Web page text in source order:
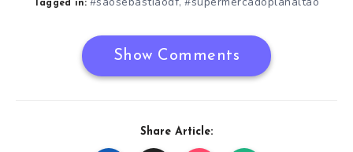
Tagged in:
Show Comments
Share Article: